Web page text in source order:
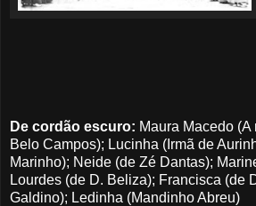
De cordão escuro: Maura Macedo
Belo Campos); Lucinha (Irmã de
Marinho); Neide (de Zé Dantas);
Lourdes (de D. Beliza); Francisca (de
Galdino); Ledinha (Mandinho Abreu)